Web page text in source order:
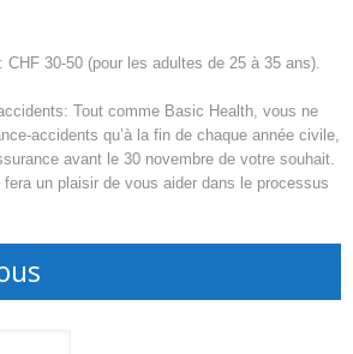
30-50 (pour les adultes de 25 à 35 ans).
Tout comme Basic Health, vous ne
accidents qu’à la fin de chaque année civile,
avant le 30 novembre de votre souhait.
un plaisir de vous aider dans le processus